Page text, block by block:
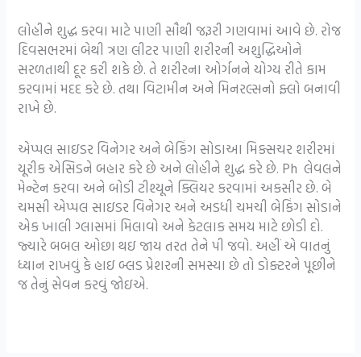
લોહીને શુદ્ધ કરવા માટે પાણી સૌથી જરૂરી ગણવામાં આવે છે. રોજ
દિવસભરમાં બેથી ત્રણ લીટર પાણી શરીરની અશુદ્ધિઓને
સરળતાથી દૂર કરી શકે છે. તે શરીરના ઓર્ગનને યોગ્ય રીતે કામ
કરવામાં મદદ કરે છે. તથા વિટામીન અને મિનરલ્સનો ફ્લો બનાવી
રાખે છે.
એપ્પલ સાઇડર વિનેગર અને બેકિંગ સોડાઆ મિક્સચર શરીરમાં
યૂરીક એસિડને બહાર કરે છે અને લોહીને શુદ્ધ કરે છે. Ph લેવલને
મેન્ટેન કરવા અને બોડી ટીશ્યૂને ક્લિયર કરવામાં અકસીર છે. બે
ચમસી એપ્પલ સાઇડર વિનેગર અને અડધી ચમચી બેકિંગ સોડાને
એક ખાલી ગ્લાસમાં મિલાવો અને કેટલાક સમય માટે છોડી દો.
જ્યારે બબલ ઓછા થઇ જાય તરત તેને પી જવો. અહીં એ વાતનું
ધ્યાન રાખવું કે હાઇ બ્લડ પ્રેશરની સમસ્યા છે તો ડોક્ટરને પૂછીને
જ તેનું સેવન કરવું જોઇએ.